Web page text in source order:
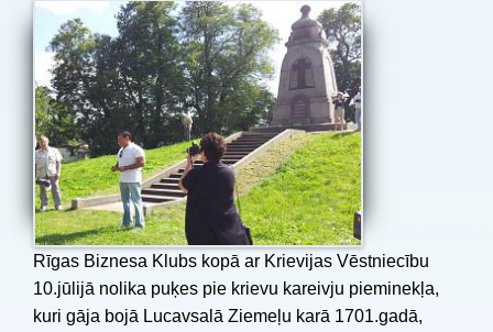
Rīgas Biznesa Klubs kopā ar Krievijas Vēstniecību
10.jūlijā nolika puķes pie krievu kareivju pieminekļa,
kuri gāja bojā Lucavsalā Ziemeļu karā 1701.gadā,